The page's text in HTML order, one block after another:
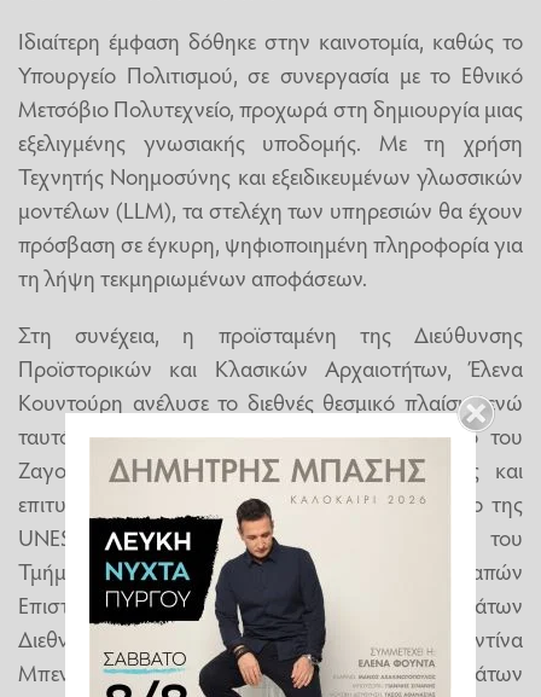
Ιδιαίτερη έμφαση δόθηκε στην καινοτομία, καθώς το
Υπουργείο Πολιτισμού, σε συνεργασία με το Εθνικό
Μετσόβιο Πολυτεχνείο, προχωρά στη δημιουργία μιας
εξελιγμένης γνωσιακής υποδομής. Με τη χρήση
Τεχνητής Νοημοσύνης και εξειδικευμένων γλωσσικών
μοντέλων (LLM), τα στελέχη των υπηρεσιών θα έχουν
πρόσβαση σε έγκυρη, ψηφιοποιημένη πληροφορία για
τη λήψη τεκμηριωμένων αποφάσεων.
Στη συνέχεια, η προϊσταμένη της Διεύθυνσης
Προϊστορικών και Κλασικών Αρχαιοτήτων, Έλενα
Κουντούρη ανέλυσε το διεθνές θεσμικό πλαίσιο, ενώ
ταυτόχρονα αναφέρθηκε στο πολιτιστικό τοπίο του
Ζαγορίου ως μία από τις πλέον πρόσφατες και
επιτυχημένες ελληνικές εγγραφές στον Κατάλογο της
UNESCO (2023). Αντίστοιχα, η προϊσταμένη του
Τμήματος Εποπτείας Ελληνικών και Αλλοδαπών
Επιστημονικών Ιδρυμάτων και Συντονισμού Θεμάτων
Διεθνών Συνεργασιών και Οργανισμών Κωνσταντίνα
Μπενίσση εστίασε στην ανάδειξη των οικοδομημάτων